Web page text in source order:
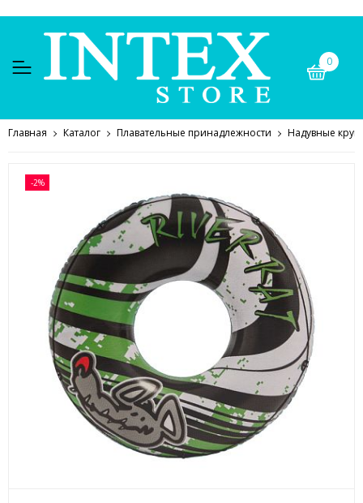
0
Главная Каталог Плавательные принадлежности Надувные
-2%